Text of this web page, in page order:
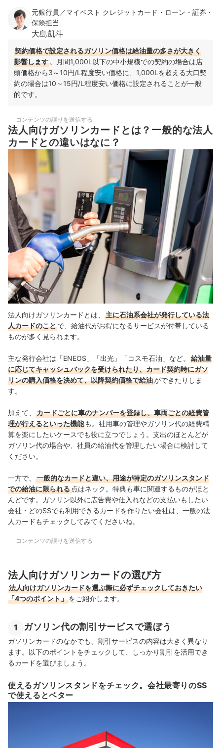
元銀行員／マイベスト クレジットカード・ローン・証券・
保険担当
大島凱斗
契約価格で設定されるガソリン価格は給油量の多さが大きく
影響します 。月間1,000L以下の中小規模での契約の場合は店
頭価格から3～10円/L程度安い価格に、1,000Lを超える大口契
約の場合は10～15円/L程度安い価格に設定されることが一般
的です。
コンテンツの誤りを送信する
法人向けガソリンカードとは？一般的な法人
カードとの違いはなに？
法人向けガソリンカードとは、
主に石油系会社が発行している法
人カードのことで、給油代がお得になるサービスが付帯している
ものが多く見られます。
主な発行会社は「ENEOS」「出光」「コスモ石油」など。
給油量
に応じてキャッシュバックを受けられたり、カード契約時にガソ
リンの購入価格を決めて、以降契約価格で給油ができたりしま
す。
加えて、
カードごとに車のナンバーを登録し、車両ごとの経費管
理が行えるといった機能 も。社用車の管理やガソリン代の経費精
算を楽にしたいケースでも役に立つでしょう。支出のほとんどが
ガソリン代の場合や、社員の給油代を管理したい場合に検討して
ください。
一方で、
一般的なカードと違い、用途が特定のガソリンスタンド
での給油に限られる 点はネック。特典も車に関連するものがほと
んどです。ガソリン以外に広告費や仕入れなどの支払いもしたい
会社・どのSSでも利用できるカードを作りたい会社は、一般の法
人カードもチェックしてみてくださいね。
コンテンツの誤りを送信する
法人向けガソリンカードの選び方
法人向けガソリンカードを選ぶ際に必ずチェックしておきたい
「4つのポイント」をご紹介します。
1 ガソリン代の割引サービスで選ぼう
ガソリンカードのなかでも、割引サービスの内容は大きく異なり
ます。以下のポイントをチェックして、しっかり割引を活用でき
るカードを選びましょう。
使えるガソリンスタンドをチェック。会社最寄りのSS
で使えるとベター